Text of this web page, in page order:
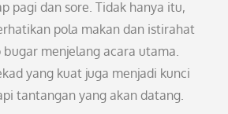
pagi dan sore. Tidak hanya itu,
pola makan dan istirahat
menjelang acara utama.
yang kuat juga menjadi kunci
tantangan yang akan datang.